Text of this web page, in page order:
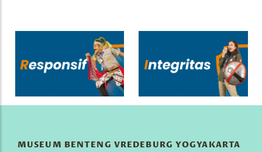
MUSEUM BENTENG VREDEBURG YOGYAKARTA